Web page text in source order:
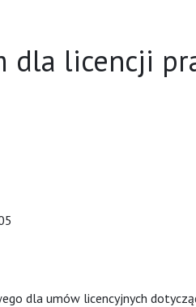
dla licencji
dla umów licencyjnych